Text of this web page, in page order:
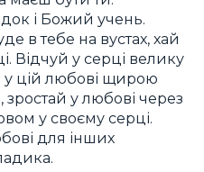
і Божий учень.
в тебе на вустах, хай
Відчуй у серці велику
цій любові щирою
у любові через
у своєму серці.
для інших